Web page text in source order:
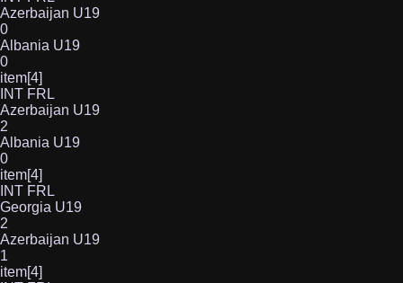
Azerbaijan U19
0
Albania U19
0
item[4]
INT FRL
Azerbaijan U19
2
Albania U19
0
item[4]
INT FRL
Georgia U19
2
Azerbaijan U19
1
item[4]